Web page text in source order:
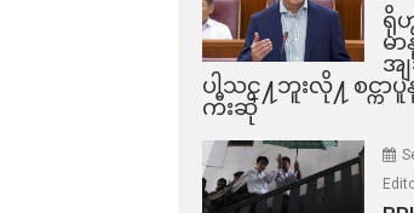
ရို
မ
အျ
ပါသင္႔ဘူးလို႔ စင္ကာပူ
ကီးဆို